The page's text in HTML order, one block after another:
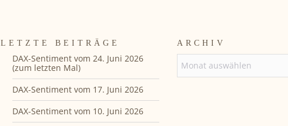
LETZTE BEITRÄGE
DAX-Sentiment vom 24. Juni 2026
(zum letzten Mal)
DAX-Sentiment vom 17. Juni 2026
DAX-Sentiment vom 10. Juni 2026
ARCHIV